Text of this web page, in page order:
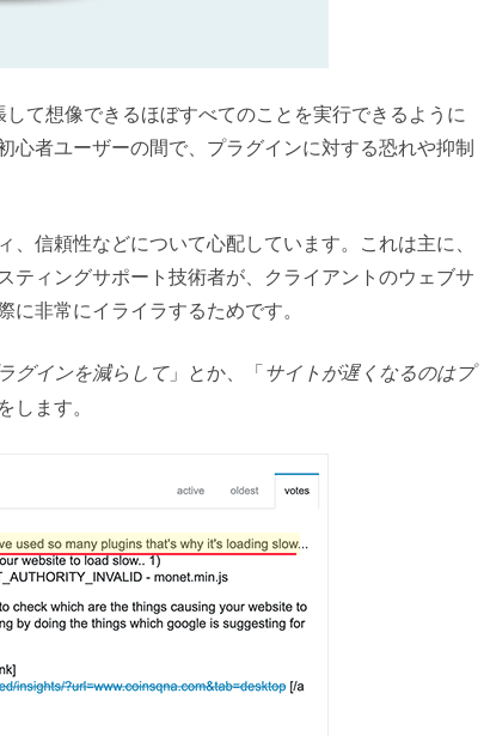
て想像できるほぼすべてのことを実行できるように
心者ユーザーの間で、プラグインに対する恐れや抑制
、信頼性などについて心配しています。これは主に、
ティングサポート技術者が、クライアントのウェブサ
非常にイライラするためです。
グインを減らして」とか、「サイトが遅くなるのはプ
します。